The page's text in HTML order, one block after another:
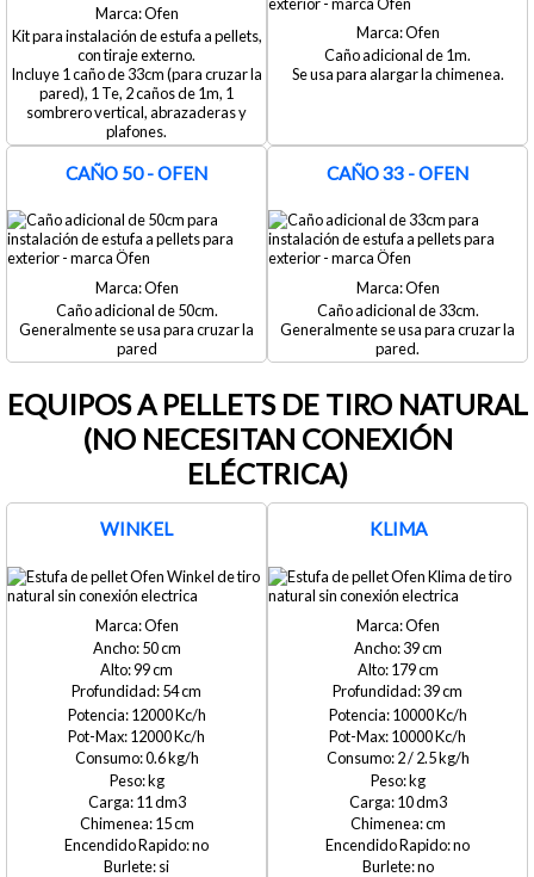
Ofen
Kit para instalación de estufa a pellets,
con tiraje externo.
Incluye 1 caño de 33cm (para cruzar la
pared), 1 Te, 2 caños de 1m, 1
sombrero vertical, abrazaderas y
plafones.
Ofen
Caño adicional de 1m.
Se usa para alargar la chimenea.
CAÑO 50 - OFEN
Ofen
Caño adicional de 50cm.
Generalmente se usa para cruzar la
pared
CAÑO 33 - OFEN
Ofen
Caño adicional de 33cm.
Generalmente se usa para cruzar la
pared.
EQUIPOS A PELLETS DE TIRO NATURAL
(NO NECESITAN CONEXIÓN
ELÉCTRICA)
WINKEL
Ofen
50
99
54
12000
12000
0.6
11
15
no
si
KLIMA
Ofen
39
179
39
10000
10000
2 / 2.5
10
no
no